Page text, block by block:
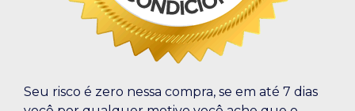
Seu risco é zero nessa compra, se em até 7 dias